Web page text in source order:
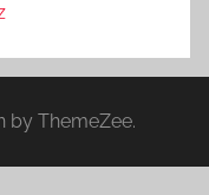
by ThemeZee.